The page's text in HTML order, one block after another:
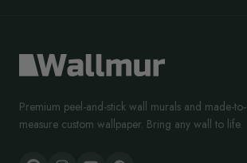
Premium peel-and-stick wall murals and made-to-
measure custom wallpaper. Bring any wall to life.